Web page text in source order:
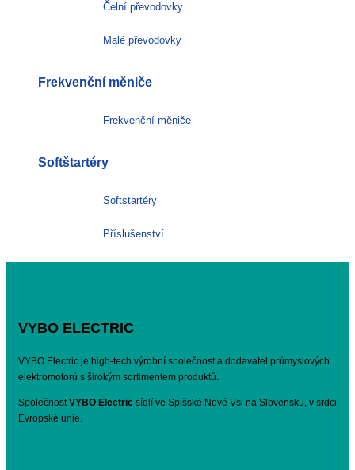
Čelní převodovky
Malé převodovky
Frekvenční měniče
Frekvenční měniče
Softštartéry
Softstartéry
Příslušenství
VYBO ELECTRIC
VYBO Electric je high-tech výrobní společnost a dodavatel průmyslových
elektromotorů s širokým sortimentem produktů.
SpolečnostVYBO Electric sídlí ve Spišské Nové Vsi na Slovensku, v srdci
Evropské unie.